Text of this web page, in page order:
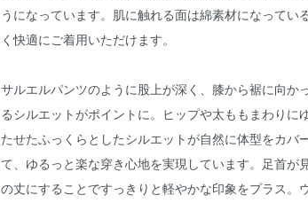
うになっています。肌に触れる面は綿素材になってい
く快適にご着用いただけます。
サルエルパンツのように股上が深く、膝から裾に向か
るシルエットがポイントに。ヒップや太ももまわりに
たせたふっくらとしたシルエットが自然に体型をカバ
て、ゆるっと楽な穿き心地を実現しています。足首が
の丈にすることですっきりと軽やかな印象をプラス。